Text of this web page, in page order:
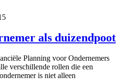
als duizendpoot
Planning voor Ondernemers
verschillende rollen die een
is niet alleen